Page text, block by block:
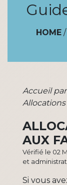
HOME/
Accueil
AUX
Vérifié le 02
et
Si vous